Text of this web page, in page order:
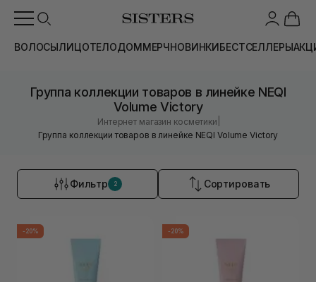
ВОЛОСЫЛИЦОТЕЛОДОММЕРЧНОВИНКИБЕСТСЕЛЛЕРЫ
Группа коллекции товаров в линейке NEQI
Volume Victory
Интернет магазин косметики
Группа коллекции товаров в линейке NEQI Volume Victory
Фильтр 2 Сортировать
-20% -20%